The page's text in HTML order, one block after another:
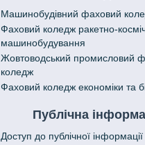
Машинобудівний фаховий
Фаховий коледж ракетно-
машинобудування
Жовтоводський промисловий
коледж
Фаховий коледж економіки та
Публічна
Доступ до публічної інформації